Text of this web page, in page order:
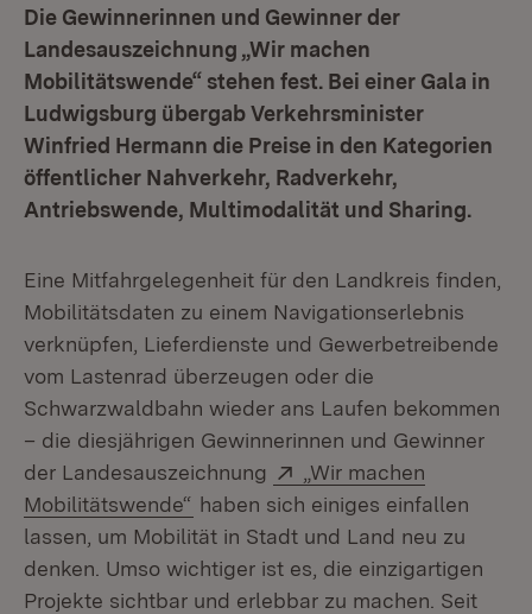
Die Gewinnerinnen und Gewinner der
Landesauszeichnung „Wir machen
Mobilitätswende“ stehen fest. Bei einer Gala in
Ludwigsburg übergab Verkehrsminister
Winfried Hermann die Preise in den Kategorien
öffentlicher Nahverkehr, Radverkehr,
Antriebswende, Multimodalität und Sharing.
Eine Mitfahrgelegenheit für den Landkreis finden,
Mobilitätsdaten zu einem Navigationserlebnis
verknüpfen, Lieferdienste und Gewerbetreibende
vom Lastenrad überzeugen oder die
Schwarzwaldbahn wieder ans Laufen bekommen
– die diesjährigen Gewinnerinnen und Gewinner
der Landesauszeichnung
Extern:
„Wir machen
Mobilitätswende“ (Öffnet in neuem Fenster)
haben sich einiges einfallen
lassen, um Mobilität in Stadt und Land neu zu
denken. Umso wichtiger ist es, die einzigartigen
Projekte sichtbar und erlebbar zu machen. Seit